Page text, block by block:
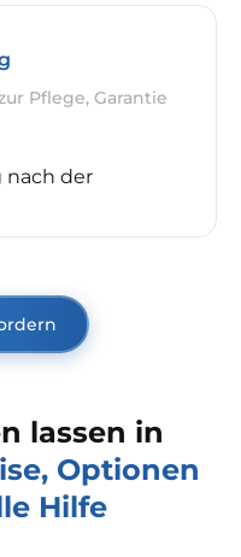
Pflege, Garantie
lassen in
Optionen
Hilfe